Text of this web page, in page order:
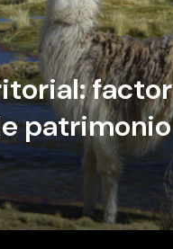
factor
patrimonio